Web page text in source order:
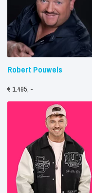
Robert Pouwels
€ 1.495, -